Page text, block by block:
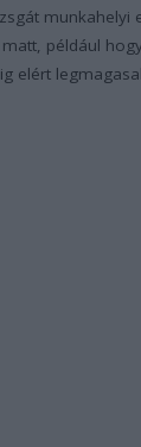
munkahelyi
például
elért